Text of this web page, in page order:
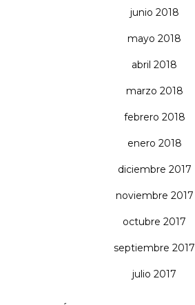
junio 2018
mayo 2018
abril 2018
marzo 2018
febrero 2018
enero 2018
diciembre 2017
noviembre 2017
octubre 2017
septiembre 2017
julio 2017